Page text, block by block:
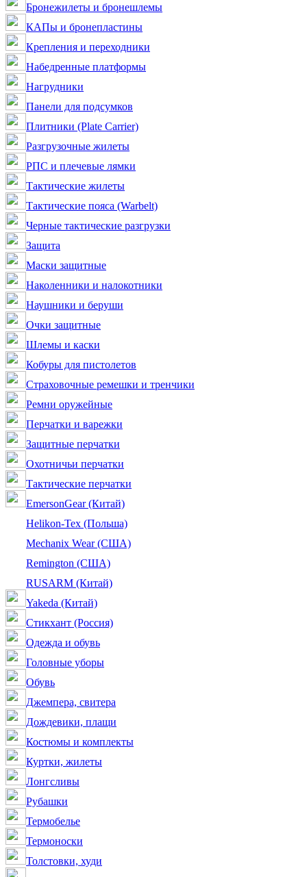
Бронежилеты и бронешлемы
КАПы и бронепластины
Крепления и переходники
Набедренные платформы
Нагрудники
Панели для подсумков
Плитники (Plate Carrier)
Разгрузочные жилеты
РПС и плечевые лямки
Тактические жилеты
Тактические пояса (Warbelt)
Черные тактические разгрузки
Защита
Маски защитные
Наколенники и налокотники
Наушники и беруши
Очки защитные
Шлемы и каски
Кобуры для пистолетов
Страховочные ремешки и тренчики
Ремни оружейные
Перчатки и варежки
Защитные перчатки
Охотничьи перчатки
Тактические перчатки
EmersonGear (Китай)
Helikon-Tex (Польша)
Mechanix Wear (США)
Remington (США)
RUSARM (Китай)
Yakeda (Китай)
Стикхант (Россия)
Одежда и обувь
Головные уборы
Обувь
Джемпера, свитера
Дождевики, плащи
Костюмы и комплекты
Куртки, жилеты
Лонгсливы
Рубашки
Термобелье
Термоноски
Толстовки, худи